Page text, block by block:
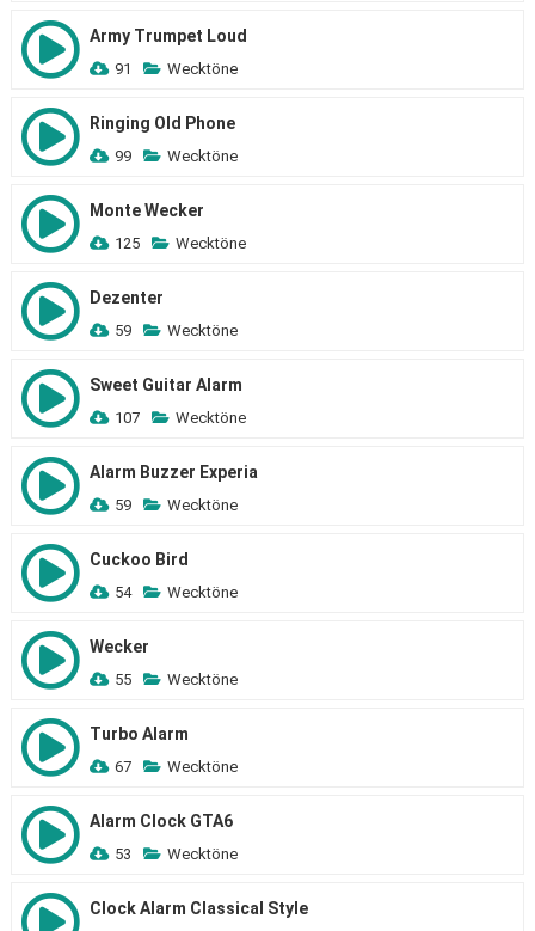
Army Trumpet Loud
91 Wecktöne
Ringing Old Phone
99 Wecktöne
Monte Wecker
125 Wecktöne
Dezenter
59 Wecktöne
Sweet Guitar Alarm
107 Wecktöne
Alarm Buzzer Experia
59 Wecktöne
Cuckoo Bird
54 Wecktöne
Wecker
55 Wecktöne
Turbo Alarm
67 Wecktöne
Alarm Clock GTA6
53 Wecktöne
Clock Alarm Classical Style